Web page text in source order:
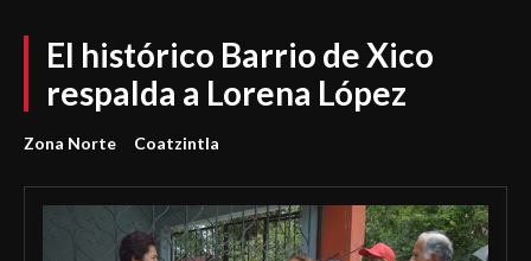
El histórico Barrio de Xico
respalda a Lorena López
Zona Norte Coatzintla